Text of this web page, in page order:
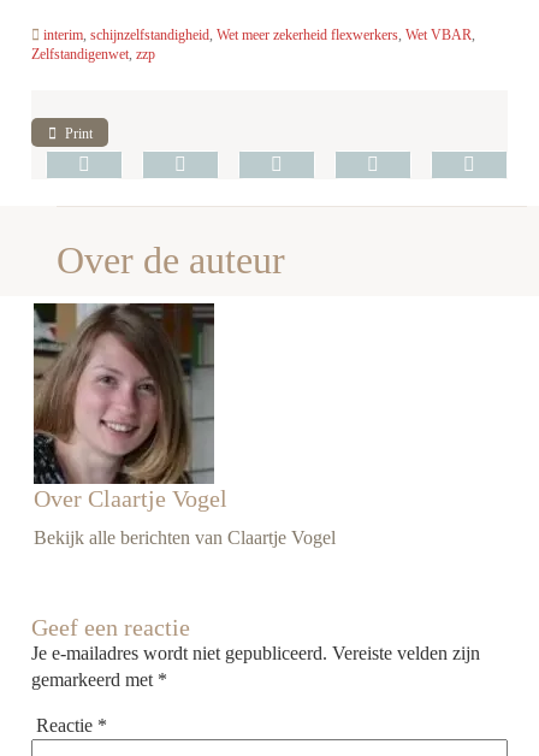
interim,schijnzelfstandigheid,Wet meer zekerheid flexwerkers,Wet VBAR,
Zelfstandigenwet,zzp
Print
Over de auteur
Over Claartje Vogel
Bekijk alle berichten van Claartje Vogel
Geef een reactie
Je e-mailadres wordt niet gepubliceerd. Vereiste velden zijn
gemarkeerd met *
Reactie *